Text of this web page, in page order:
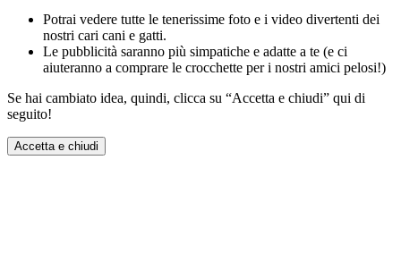
Potrai vedere tutte le tenerissime foto e i video divertenti dei
nostri cari cani e gatti.
Le pubblicità saranno più simpatiche e adatte a te (e ci
aiuteranno a comprare le crocchette per i nostri amici pelosi!)
Se hai cambiato idea, quindi, clicca su “Accetta e chiudi” qui di
seguito!
Accetta e chiudi